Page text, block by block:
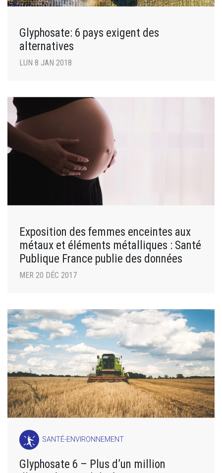
Glyphosate: 6 pays exigent des
alternatives
LUN 8 JAN 2018
Exposition des femmes enceintes aux
métaux et éléments métalliques : Santé
Publique France publie des données
MER 20 DÉC 2017
SANTÉ-ENVIRONNEMENT
Glyphosate 6 – Plus d’un million